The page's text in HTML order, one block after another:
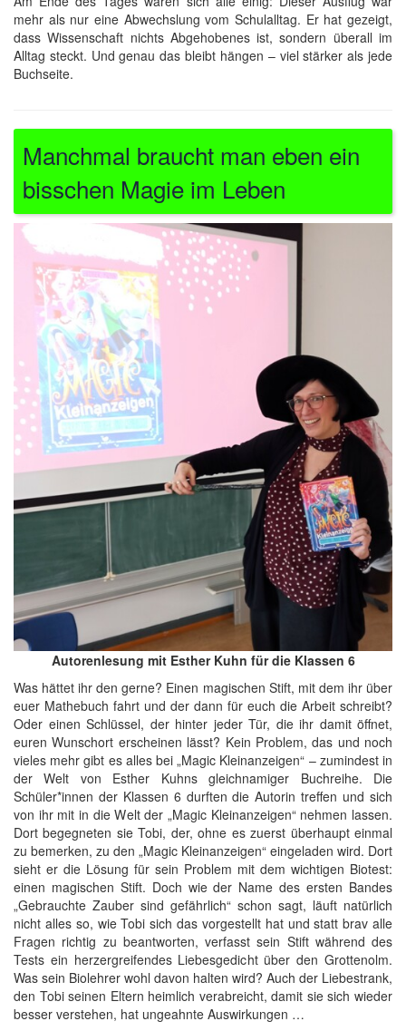
mehr als nur eine Abwechslung vom Schulalltag. Er hat gezeigt,
dass Wissenschaft nichts Abgehobenes ist, sondern überall im
Alltag steckt. Und genau das bleibt hängen – viel stärker als jede
Buchseite.
Manchmal braucht man eben ein
bisschen Magie im Leben
Autorenlesung mit Esther Kuhn für die Klassen 6
Was hättet ihr den gerne? Einen magischen Stift, mit dem ihr über
euer Mathebuch fahrt und der dann für euch die Arbeit schreibt?
Oder einen Schlüssel, der hinter jeder Tür, die ihr damit öffnet,
euren Wunschort erscheinen lässt? Kein Problem, das und noch
vieles mehr gibt es alles bei „Magic Kleinanzeigen“ – zumindest in
der Welt von Esther Kuhns gleichnamiger Buchreihe. Die
Schüler*innen der Klassen 6 durften die Autorin treffen und sich
von ihr mit in die Welt der „Magic Kleinanzeigen“ nehmen lassen.
Dort begegneten sie Tobi, der, ohne es zuerst überhaupt einmal
zu bemerken, zu den „Magic Kleinanzeigen“ eingeladen wird. Dort
sieht er die Lösung für sein Problem mit dem wichtigen Biotest:
einen magischen Stift. Doch wie der Name des ersten Bandes
„Gebrauchte Zauber sind gefährlich“ schon sagt, läuft natürlich
nicht alles so, wie Tobi sich das vorgestellt hat und statt brav alle
Fragen richtig zu beantworten, verfasst sein Stift während des
Tests ein herzergreifendes Liebesgedicht über den Grottenolm.
Was sein Biolehrer wohl davon halten wird? Auch der Liebestrank,
den Tobi seinen Eltern heimlich verabreicht, damit sie sich wieder
besser verstehen, hat ungeahnte Auswirkungen …